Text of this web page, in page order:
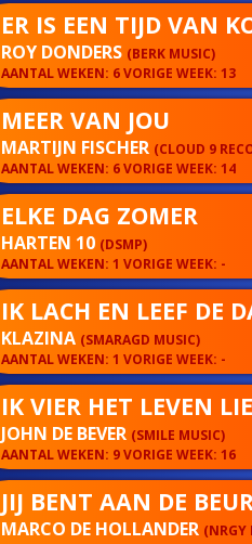
ER IS EEN TIJD VAN
ROY DONDERS (BERK MUSIC)
AANTAL WEKEN: 6 VORIGE WEEK: 13
MEER VAN JOU
MARTIJN FISCHER (CLOUD 9
AANTAL WEKEN: 6 VORIGE WEEK: 14
ELKE DAG ZOMER
HARTEN 10 (DSMP)
AANTAL WEKEN: 1 VORIGE WEEK: -
IK LACH EN LEEF DE
KLAZINA (SMARAGD MUSIC)
AANTAL WEKEN: 1 VORIGE WEEK: -
IK VIER HET LEVEN
JOHN DE BEVER (SMILE MUSIC)
AANTAL WEKEN: 9 VORIGE WEEK: 16
JIJ BENT AAN DE
MARCO DE HOLLANDER (NRGY